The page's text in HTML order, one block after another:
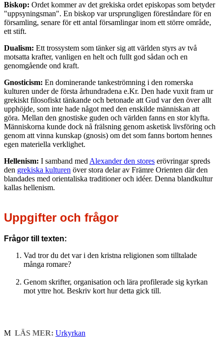
Biskop: Ordet kommer av det grekiska ordet episkopas som betyder
"uppsyningsman". En biskop var ursprungligen föreståndare för en
församling, senare för ett antal församlingar inom ett större område,
ett stift.
Dualism: Ett trossystem som tänker sig att världen styrs av två
motsatta krafter, vanligen en helt och fullt god sådan och en
genomgående ond kraft.
Gnosticism: En dominerande tankeströmning i den romerska
kulturen under de första århundradena e.Kr. Den hade vuxit fram ur
grekiskt filosofiskt tänkande och betonade att Gud var den över allt
upphöjde, som inte hade något med den enskilde människan att
göra. Mellan den gnostiske guden och världen fanns en stor klyfta.
Människorna kunde dock nå frälsning genom asketisk livsföring och
genom att vinna kunskap (gnosis) om det som fanns bortom hennes
egen materiella verklighet.
Hellenism: I samband med Alexander den stores erövringar spreds
den grekiska kulturen över stora delar av Främre Orienten där den
blandades med orientaliska traditioner och idéer. Denna blandkultur
kallas hellenism.
Uppgifter och frågor
Frågor till texten:
Vad tror du det var i den kristna religionen som tilltalade
många romare?
Genom skrifter, organisation och lära profilerade sig kyrkan
mot yttre hot. Beskriv kort hur detta gick till.
M LÄS MER: Urkyrkan